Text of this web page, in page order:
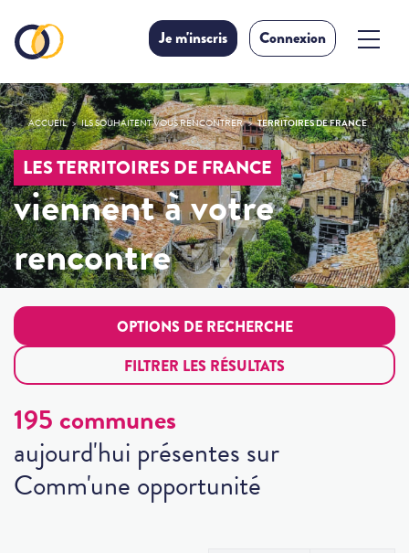
Je m'inscris Connexion
ACCUEIL ILS SOUHAITENT VOUS RENCONTRER TERRITOIRES DE FRANCE
LES TERRITOIRES DE FRANCE
viennent à votre
rencontre
OPTIONS DE RECHERCHE
FILTRER LES RÉSULTATS
195 communes
aujourd'hui présentes sur
Comm'une opportunité